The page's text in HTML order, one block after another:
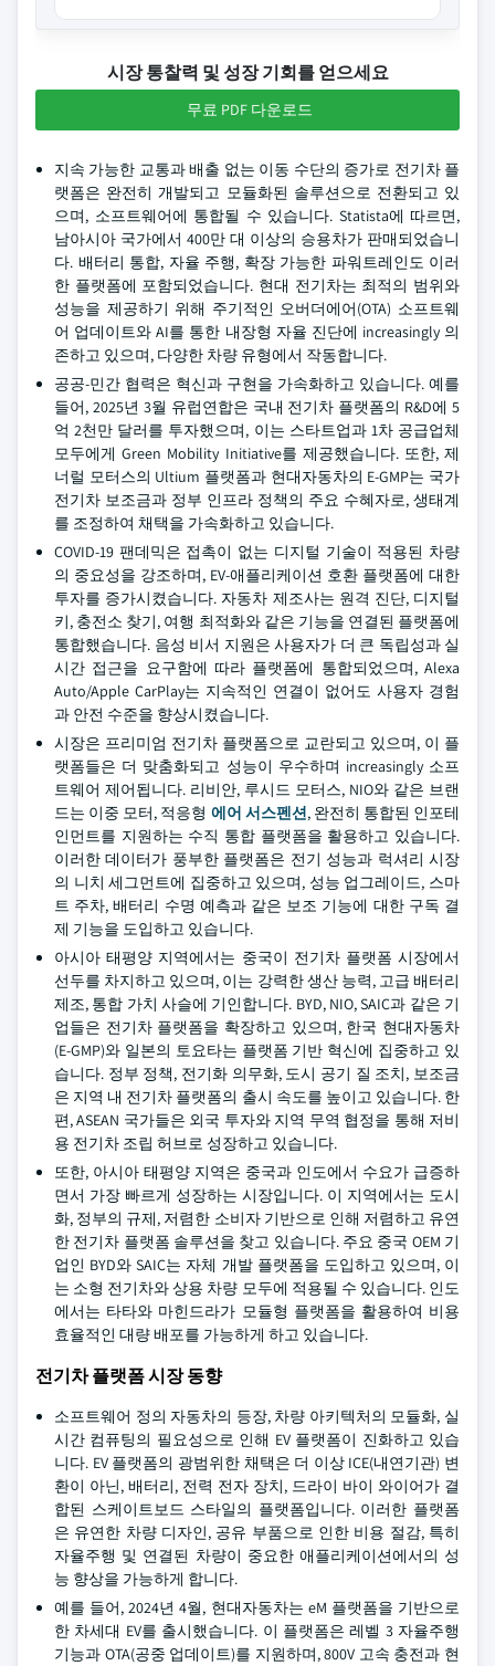
시장 통찰력 및 성장 기회를 얻으세요
무료 PDF 다운로드
지속 가능한 교통과 배출 없는 이동 수단의 증가로 전기차 플
랫폼은 완전히 개발되고 모듈화된 솔루션으로 전환되고 있
으며, 소프트웨어에 통합될 수 있습니다. Statista에 따르면,
남아시아 국가에서 400만 대 이상의 승용차가 판매되었습니
다. 배터리 통합, 자율 주행, 확장 가능한 파워트레인도 이러
한 플랫폼에 포함되었습니다. 현대 전기차는 최적의 범위와
성능을 제공하기 위해 주기적인 오버더에어(OTA) 소프트웨
어 업데이트와 AI를 통한 내장형 자율 진단에 increasingly 의
존하고 있으며, 다양한 차량 유형에서 작동합니다.
공공-민간 협력은 혁신과 구현을 가속화하고 있습니다. 예를
들어, 2025년 3월 유럽연합은 국내 전기차 플랫폼의 R&D에 5
억 2천만 달러를 투자했으며, 이는 스타트업과 1차 공급업체
모두에게 Green Mobility Initiative를 제공했습니다. 또한, 제
너럴 모터스의 Ultium 플랫폼과 현대자동차의 E-GMP는 국가
전기차 보조금과 정부 인프라 정책의 주요 수혜자로, 생태계
를 조정하여 채택을 가속화하고 있습니다.
COVID-19 팬데믹은 접촉이 없는 디지털 기술이 적용된 차량
의 중요성을 강조하며, EV-애플리케이션 호환 플랫폼에 대한
투자를 증가시켰습니다. 자동차 제조사는 원격 진단, 디지털
키, 충전소 찾기, 여행 최적화와 같은 기능을 연결된 플랫폼에
통합했습니다. 음성 비서 지원은 사용자가 더 큰 독립성과 실
시간 접근을 요구함에 따라 플랫폼에 통합되었으며, Alexa
Auto/Apple CarPlay는 지속적인 연결이 없어도 사용자 경험
과 안전 수준을 향상시켰습니다.
시장은 프리미엄 전기차 플랫폼으로 교란되고 있으며, 이 플
랫폼들은 더 맞춤화되고 성능이 우수하며 increasingly 소프
트웨어 제어됩니다. 리비안, 루시드 모터스, NIO와 같은 브랜
드는 이중 모터, 적응형 에어 서스펜션, 완전히 통합된 인포테
인먼트를 지원하는 수직 통합 플랫폼을 활용하고 있습니다.
이러한 데이터가 풍부한 플랫폼은 전기 성능과 럭셔리 시장
의 니치 세그먼트에 집중하고 있으며, 성능 업그레이드, 스마
트 주차, 배터리 수명 예측과 같은 보조 기능에 대한 구독 결
제 기능을 도입하고 있습니다.
아시아 태평양 지역에서는 중국이 전기차 플랫폼 시장에서
선두를 차지하고 있으며, 이는 강력한 생산 능력, 고급 배터리
제조, 통합 가치 사슬에 기인합니다. BYD, NIO, SAIC과 같은 기
업들은 전기차 플랫폼을 확장하고 있으며, 한국 현대자동차
(E-GMP)와 일본의 토요타는 플랫폼 기반 혁신에 집중하고 있
습니다. 정부 정책, 전기화 의무화, 도시 공기 질 조치, 보조금
은 지역 내 전기차 플랫폼의 출시 속도를 높이고 있습니다. 한
편, ASEAN 국가들은 외국 투자와 지역 무역 협정을 통해 저비
용 전기차 조립 허브로 성장하고 있습니다.
또한, 아시아 태평양 지역은 중국과 인도에서 수요가 급증하
면서 가장 빠르게 성장하는 시장입니다. 이 지역에서는 도시
화, 정부의 규제, 저렴한 소비자 기반으로 인해 저렴하고 유연
한 전기차 플랫폼 솔루션을 찾고 있습니다. 주요 중국 OEM 기
업인 BYD와 SAIC는 자체 개발 플랫폼을 도입하고 있으며, 이
는 소형 전기차와 상용 차량 모두에 적용될 수 있습니다. 인도
에서는 타타와 마힌드라가 모듈형 플랫폼을 활용하여 비용
효율적인 대량 배포를 가능하게 하고 있습니다.
전기차 플랫폼 시장 동향
소프트웨어 정의 자동차의 등장, 차량 아키텍처의 모듈화, 실
시간 컴퓨팅의 필요성으로 인해 EV 플랫폼이 진화하고 있습
니다. EV 플랫폼의 광범위한 채택은 더 이상 ICE(내연기관) 변
환이 아닌, 배터리, 전력 전자 장치, 드라이 바이 와이어가 결
합된 스케이트보드 스타일의 플랫폼입니다. 이러한 플랫폼
은 유연한 차량 디자인, 공유 부품으로 인한 비용 절감, 특히
자율주행 및 연결된 차량이 중요한 애플리케이션에서의 성
능 향상을 가능하게 합니다.
예를 들어, 2024년 4월, 현대자동차는 eM 플랫폼을 기반으로
한 차세대 EV를 출시했습니다. 이 플랫폼은 레벨 3 자율주행
기능과 OTA(공중 업데이트)를 지원하며, 800V 고속 충전과 현